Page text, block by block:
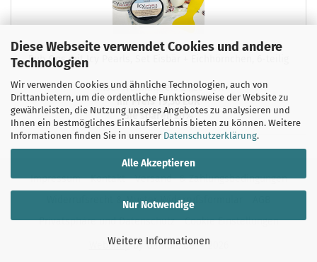
Diese Webseite verwendet Cookies und andere
Technologien
Wir verwenden Cookies und ähnliche Technologien, auch von
Drittanbietern, um die ordentliche Funktionsweise der Website zu
gewährleisten, die Nutzung unseres Angebotes zu analysieren und
Ihnen ein bestmögliches Einkaufserlebnis bieten zu können. Weitere
Informationen finden Sie in unserer Datenschutzerklärung.
Alle Akzeptieren
Nur Notwendige
Weitere Informationen
Rub Ons mit Icy Pearls, Set Eisbär + Eichhörnchen, 6-teilig
Unser Normalpreis 24,20 EUR
Ihr Preis 19,36 EUR
Sie sparen 20%
Impressum Kontakt
Versand- & Zahlungsbedingungen
Widerrufsrecht & Muster-Widerrufsformular
Privatsphäre und Datenschutz
Cookie Einstellungen
Webshopby Gambio.de © 2026